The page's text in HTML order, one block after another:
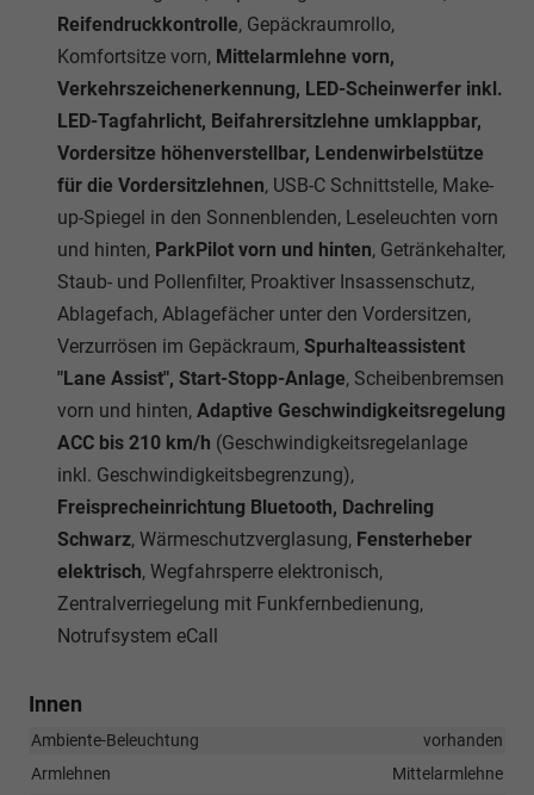
Reifendruckkontrolle, Gepäckraumrollo,
Komfortsitze vorn, Mittelarmlehne vorn,
Verkehrszeichenerkennung, LED-Scheinwerfer inkl.
LED-Tagfahrlicht, Beifahrersitzlehne umklappbar,
Vordersitze höhenverstellbar, Lendenwirbelstütze
für die Vordersitzlehnen, USB-C Schnittstelle, Make-
up-Spiegel in den Sonnenblenden, Leseleuchten vorn
und hinten, ParkPilot vorn und hinten, Getränkehalter,
Staub- und Pollenfilter, Proaktiver Insassenschutz,
Ablagefach, Ablagefächer unter den Vordersitzen,
Verzurrösen im Gepäckraum, Spurhalteassistent
"Lane Assist", Start-Stopp-Anlage, Scheibenbremsen
vorn und hinten, Adaptive Geschwindigkeitsregelung
ACC bis 210 km/h (Geschwindigkeitsregelanlage
inkl. Geschwindigkeitsbegrenzung),
Freisprecheinrichtung Bluetooth, Dachreling
Schwarz, Wärmeschutzverglasung, Fensterheber
elektrisch, Wegfahrsperre elektronisch,
Zentralverriegelung mit Funkfernbedienung,
Notrufsystem eCall
Innen
Ambiente-Beleuchtung
vorhanden
Armlehnen
Mittelarmlehne